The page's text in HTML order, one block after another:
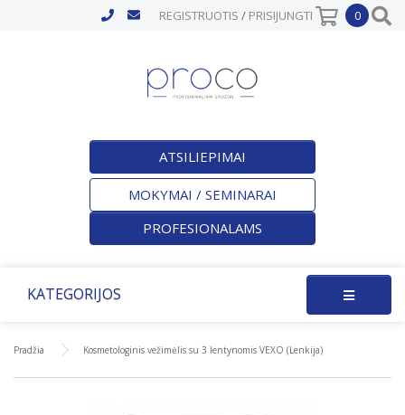
REGISTRUOTIS / PRISIJUNGTI 0
ATSILIEPIMAI
MOKYMAI / SEMINARAI
PROFESIONALAMS
KATEGORIJOS
Pradžia Kosmetologinis vežimėlis su 3 lentynomis VEXO (Lenkija)